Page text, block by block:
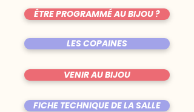
ÊTRE PROGRAMMÉ AU BIJOU ?
LES COPAINES
VENIR AU BIJOU
FICHE TECHNIQUE DE LA SALLE